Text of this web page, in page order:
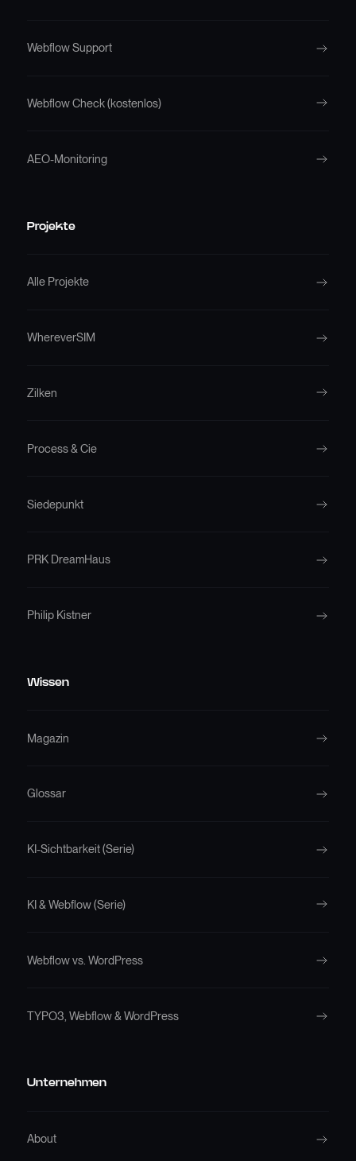
Webflow Support
Webflow Check (kostenlos)
AEO-Monitoring
Projekte
Alle Projekte
WhereverSIM
Zilken
Process & Cie
Siedepunkt
PRK DreamHaus
Philip Kistner
Wissen
Magazin
Glossar
KI-Sichtbarkeit (Serie)
KI & Webflow (Serie)
Webflow vs. WordPress
TYPO3, Webflow & WordPress
Unternehmen
About